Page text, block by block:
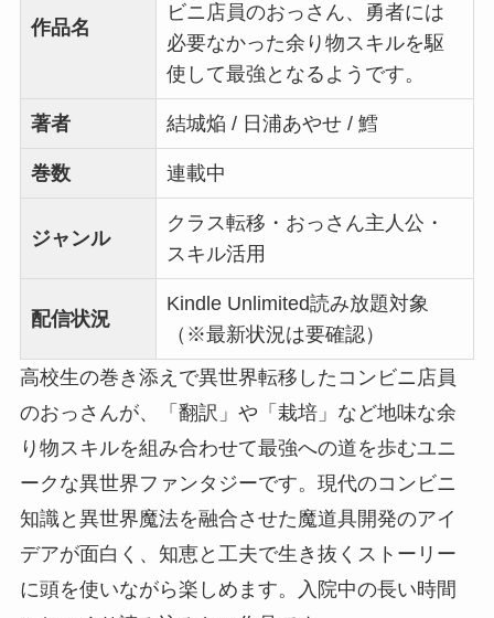
作品名
ビニ店員のおっさん、勇者には
必要なかった余り物スキルを駆
使して最強となるようです。
著者 結城焔 / 日浦あやせ / 鱈
巻数 連載中
ジャンル
クラス転移・おっさん主人公・
スキル活用
配信状況
Kindle Unlimited読み放題対象
（※最新状況は要確認）
高校生の巻き添えで異世界転移したコンビニ店員
のおっさんが、「翻訳」や「栽培」など地味な余
り物スキルを組み合わせて最強への道を歩むユニ
ークな異世界ファンタジーです。現代のコンビニ
知識と異世界魔法を融合させた魔道具開発のアイ
デアが面白く、知恵と工夫で生き抜くストーリー
に頭を使いながら楽しめます。入院中の長い時間